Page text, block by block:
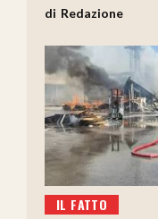
Redazione
IL FATTO